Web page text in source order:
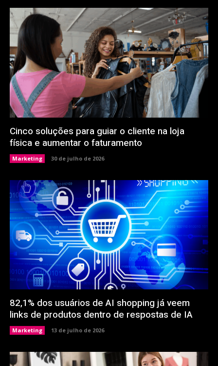
Cinco soluções para guiar o cliente na loja
física e aumentar o faturamento
Marketing 30 de julho de 2026
82,1% dos usuários de AI shopping já veem
links de produtos dentro de respostas de IA
Marketing 13 de julho de 2026